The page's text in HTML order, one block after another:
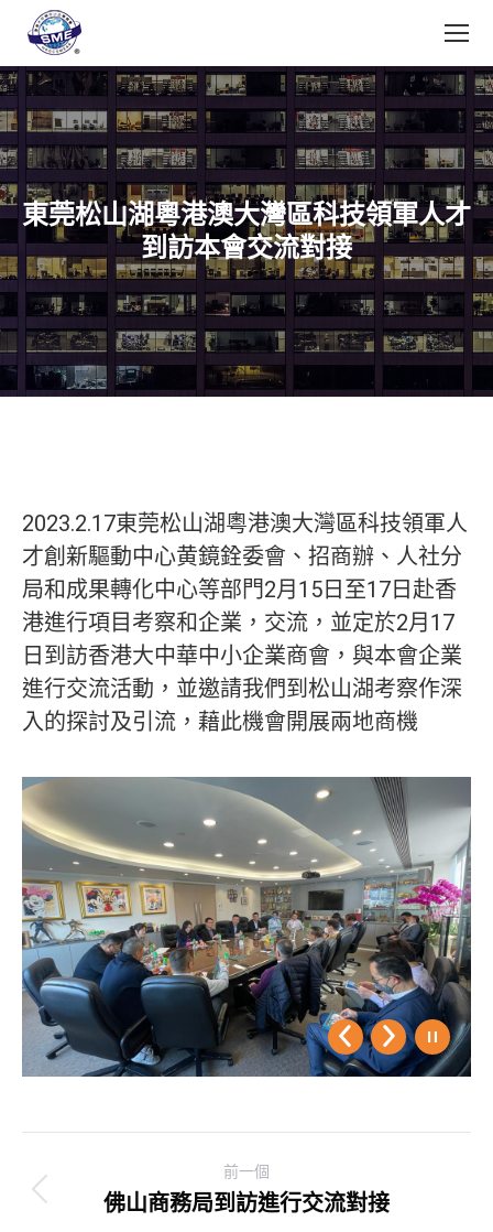
東莞松山湖粵港澳大灣區科技領軍人才
到訪本會交流對接
2023.2.17東莞松山湖粵港澳大灣區科技領軍人
才創新驅動中心黄鏡銓委會、招商辦、人社分
局和成果轉化中心等部門2月15日至17日赴香
港進行項目考察和企業，交流，並定於2月17
日到訪香港大中華中小企業商會，與本會企業
進行交流活動，並邀請我們到松山湖考察作深
入的探討及引流，藉此機會開展兩地商機
navigation
前一個
Previous
佛山商務局到訪進行交流對接